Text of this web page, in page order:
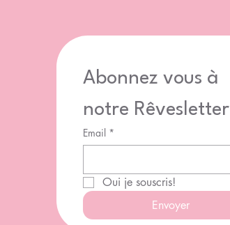
Abonnez vous à
notre Rêvesletter
Email *
Oui je souscris!
Envoyer